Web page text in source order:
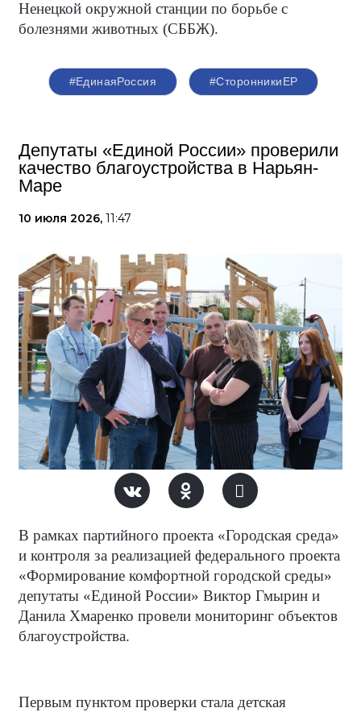
Ненецкой окружной станции по борьбе с
болезнями животных (СББЖ).
#ЕдинаяРоссия #СторонникиЕР
Депутаты «Единой России» проверили
качество благоустройства в Нарьян-
Маре
10 июля 2026, 11:47
В рамках партийного проекта «Городская среда»
и контроля за реализацией федерального проекта
«Формирование комфортной городской среды»
депутаты «Единой России» Виктор Гмырин и
Данила Хмаренко провели мониторинг объектов
благоустройства.
Первым пунктом проверки стала детская